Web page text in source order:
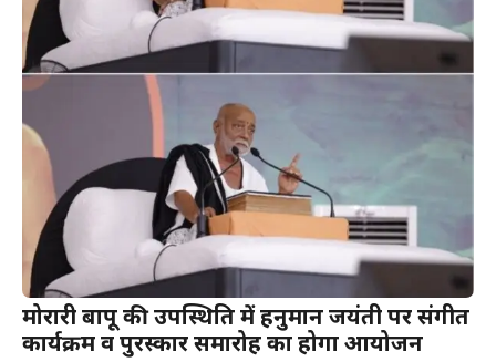
मोरारी बापू की उपस्थिति में हनुमान जयंती पर संगीत
कार्यक्रम व पुरस्कार समारोह का होगा आयोजन